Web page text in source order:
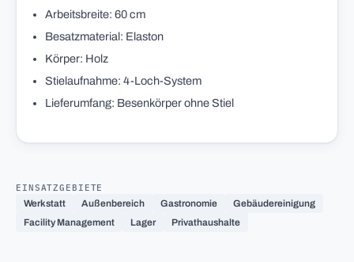
Arbeitsbreite: 60 cm
Besatzmaterial: Elaston
Körper: Holz
Stielaufnahme: 4-Loch-System
Lieferumfang: Besenkörper ohne Stiel
EINSATZGEBIETE
Werkstatt
Außenbereich Gastronomie
Gebäudereinigung
Facility Management
Lager Privathaushalte